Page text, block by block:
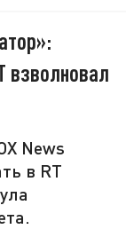
взволновал
News
в RT